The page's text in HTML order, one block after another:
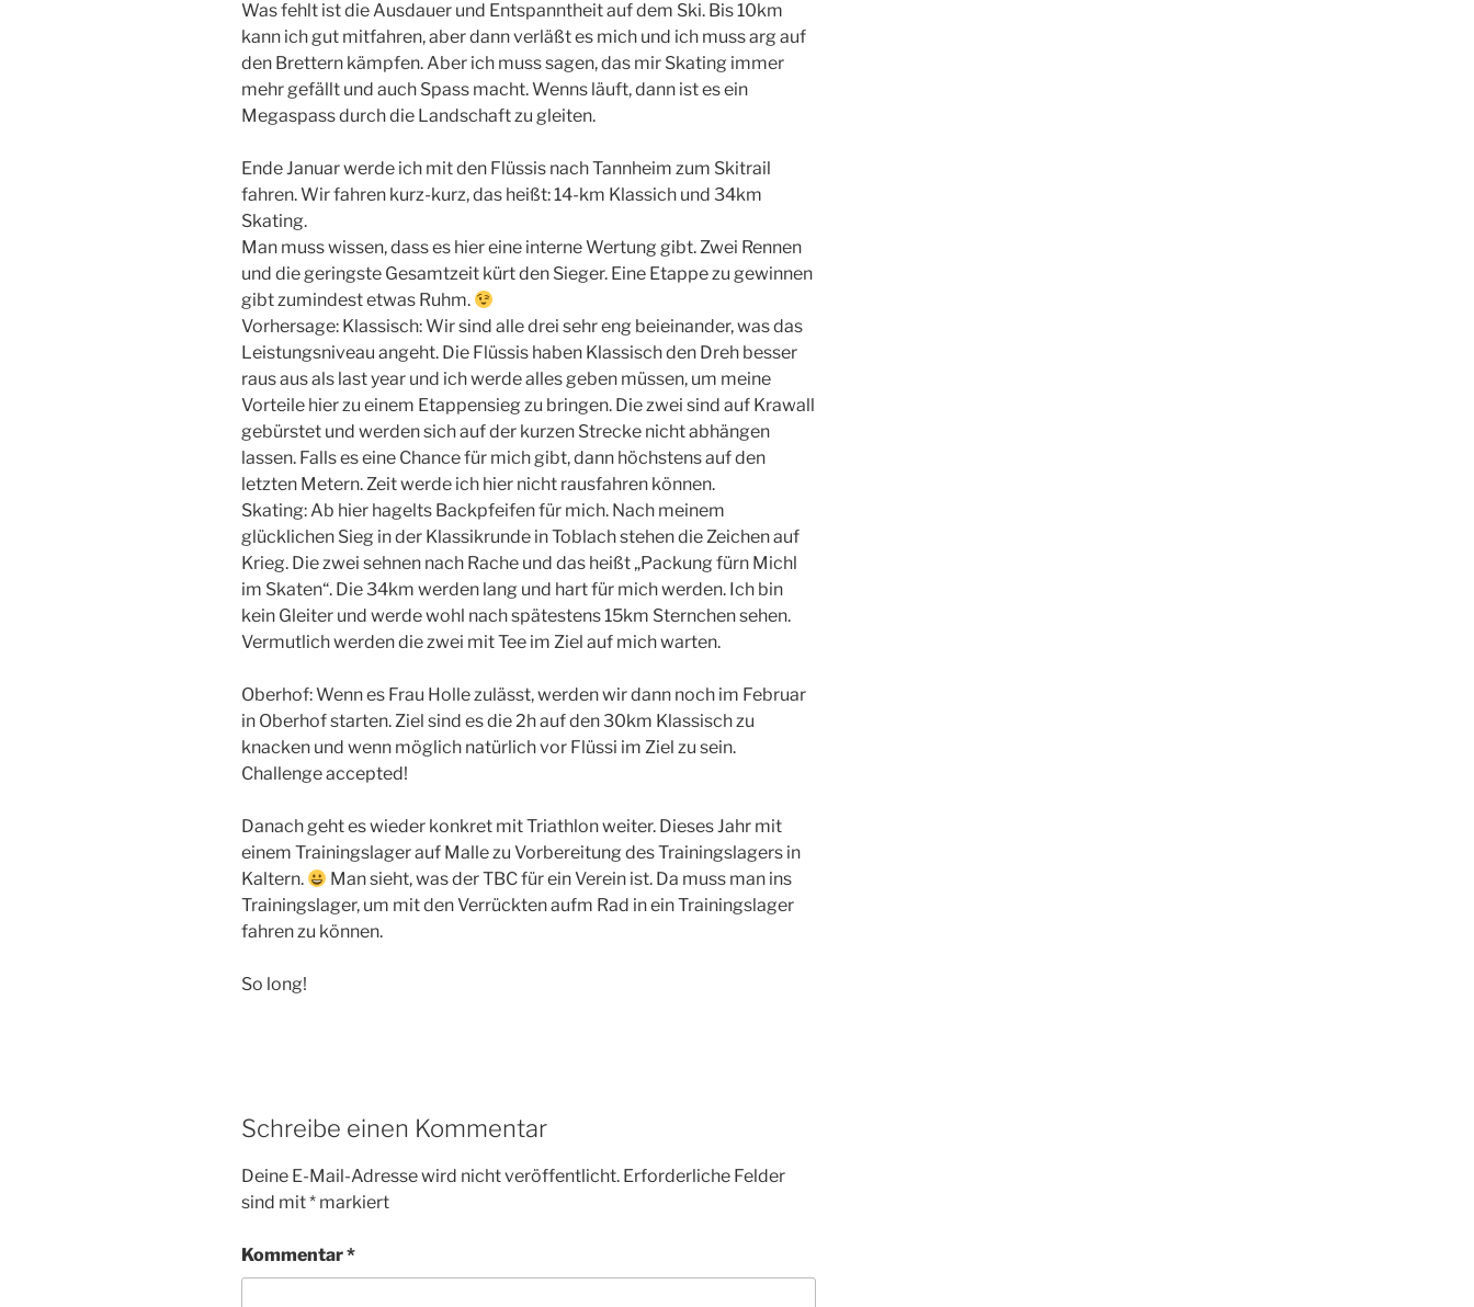
Was fehlt ist die Ausdauer und Entspanntheit auf dem Ski. Bis 10km
kann ich gut mitfahren, aber dann verläßt es mich und ich muss arg auf
den Brettern kämpfen. Aber ich muss sagen, das mir Skating immer
mehr gefällt und auch Spass macht. Wenns läuft, dann ist es ein
Megaspass durch die Landschaft zu gleiten.
Ende Januar werde ich mit den Flüssis nach Tannheim zum Skitrail
fahren. Wir fahren kurz-kurz, das heißt: 14-km Klassich und 34km
Skating.
Man muss wissen, dass es hier eine interne Wertung gibt. Zwei Rennen
und die geringste Gesamtzeit kürt den Sieger. Eine Etappe zu gewinnen
gibt zumindest etwas Ruhm.
Vorhersage: Klassisch: Wir sind alle drei sehr eng beieinander, was das
Leistungsniveau angeht. Die Flüssis haben Klassisch den Dreh besser
raus aus als last year und ich werde alles geben müssen, um meine
Vorteile hier zu einem Etappensieg zu bringen. Die zwei sind auf Krawall
gebürstet und werden sich auf der kurzen Strecke nicht abhängen
lassen. Falls es eine Chance für mich gibt, dann höchstens auf den
letzten Metern. Zeit werde ich hier nicht rausfahren können.
Skating: Ab hier hagelts Backpfeifen für mich. Nach meinem
glücklichen Sieg in der Klassikrunde in Toblach stehen die Zeichen auf
Krieg. Die zwei sehnen nach Rache und das heißt „Packung fürn Michl
im Skaten“. Die 34km werden lang und hart für mich werden. Ich bin
kein Gleiter und werde wohl nach spätestens 15km Sternchen sehen.
Vermutlich werden die zwei mit Tee im Ziel auf mich warten.
Oberhof: Wenn es Frau Holle zulässt, werden wir dann noch im Februar
in Oberhof starten. Ziel sind es die 2h auf den 30km Klassisch zu
knacken und wenn möglich natürlich vor Flüssi im Ziel zu sein.
Challenge accepted!
Danach geht es wieder konkret mit Triathlon weiter. Dieses Jahr mit
einem Trainingslager auf Malle zu Vorbereitung des Trainingslagers in
Kaltern.
Man sieht, was der TBC für ein Verein ist. Da muss man ins
Trainingslager, um mit den Verrückten aufm Rad in ein Trainingslager
fahren zu können.
So long!
Schreibe einen Kommentar
Deine E-Mail-Adresse wird nicht veröffentlicht. Erforderliche Felder
sind mit* markiert
Kommentar*